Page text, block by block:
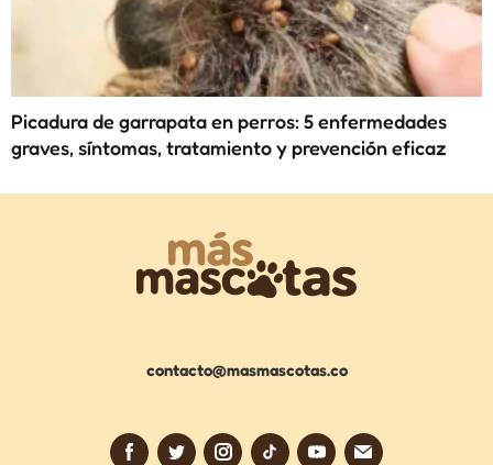
Picadura de garrapata en perros: 5 enfermedades
graves, síntomas, tratamiento y prevención eficaz
contacto@masmascotas.co